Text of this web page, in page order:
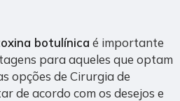
botulínica é importante
para aqueles que optam
opções de Cirurgia de
de acordo com os desejos e